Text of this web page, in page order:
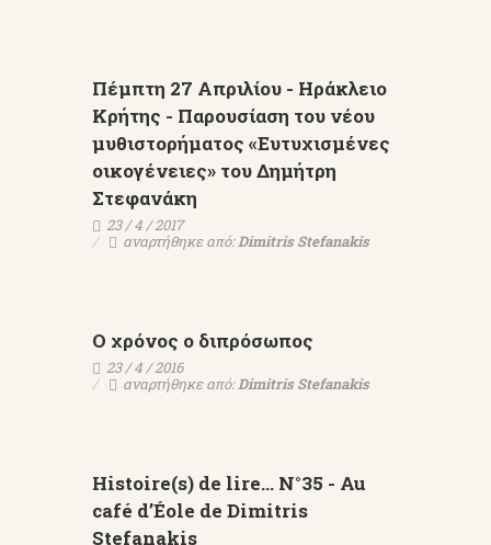
Πέμπτη 27 Απριλίου - Ηράκλειο
Κρήτης - Παρουσίαση του νέου
μυθιστορήματος «Ευτυχισμένες
οικογένειες» του Δημήτρη
Στεφανάκη
23 / 4 / 2017
αναρτήθηκε από:Dimitris Stefanakis
Ο χρόνος ο διπρόσωπος
23 / 4 / 2016
αναρτήθηκε από:Dimitris Stefanakis
Histoire(s) de lire… N°35 - Au
café d’Éole de Dimitris
Stefanakis